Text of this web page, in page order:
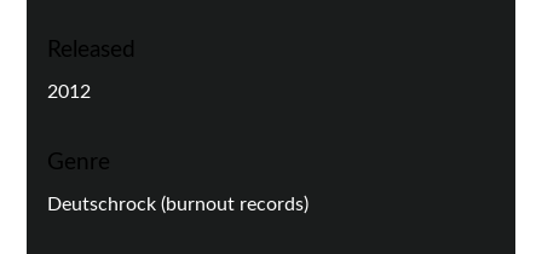
Released
2012
Genre
Deutschrock (burnout records)